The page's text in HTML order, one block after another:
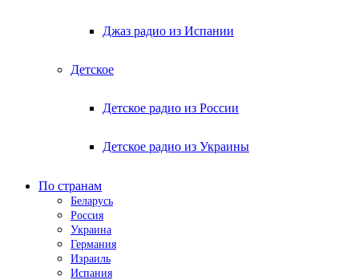
Джаз радио из Испании
Детское
Детское радио из России
Детское радио из Украины
По странам
Беларусь
Россия
Украина
Германия
Израиль
Испания